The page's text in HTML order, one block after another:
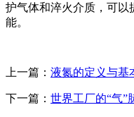
护气体和淬火介质，可以
能。
上一篇： 液氮的定义与基
下一篇： 世界工厂的“气